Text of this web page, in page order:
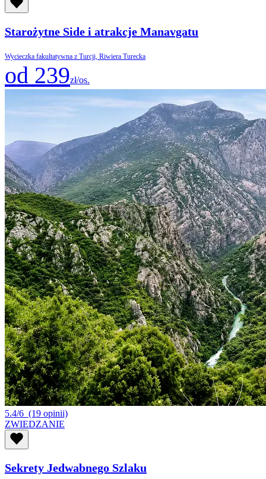
Starożytne Side i atrakcje Manavgatu
Wycieczka fakultatywna z Turcji, Riwiera Turecka
od 239zł/os.
5.4/6 (19 opinii)
ZWIEDZANIE
Sekrety Jedwabnego Szlaku